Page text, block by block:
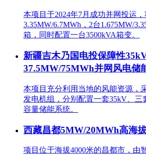
本项目于2024年7月成功并网投运
3.35MW/6.7MWh，2台1.675MW/
箱，同时配置一台3500kVA箱变。
新疆吉木乃国电投保障性
37.5MW/75MWh并网风电储
本项目充分利用当地的风能资源，
发电机组，分别配置一套35kV、三
容量储能系统。
西藏昌都5MW/20MWh高海
项目位于海拔4000米的昌都市，由